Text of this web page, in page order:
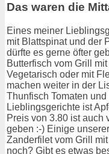
Das waren die
Eines meiner
mit Blattspinat und der
dürfte es gerne öfter
Butterfisch vom Grill
Vegetarisch oder mit
machen weiter in der
Thunfisch Tomaten
Lieblingsgerichte ist
Preis von 3.80 ist auch
geben :-) Einige
Zanderfilet vom Grill
noch? Gibt es etwas